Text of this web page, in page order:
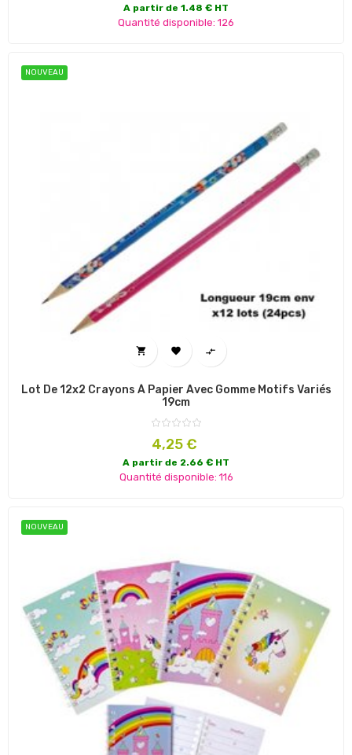
A partir de 1.48 € HT
Quantité disponible: 126
NOUVEAU
  
Lot De 12x2 Crayons À Papier Avec Gomme Motifs Variés
19cm
Prix
4,25 €
A partir de 2.66 € HT
Quantité disponible: 116
NOUVEAU